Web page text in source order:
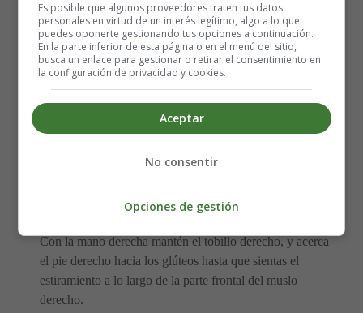
Ponte de pie frente a una pared o una silla sólida de la
que se puedas sostenerte para conservar el equilibrio.
los músculos del abdomen (estómago) para lograr
Dobla la rodilla derecha y eleva el pie derecho hacia ti
Con la mano derecha mantén el tobillo derecho, y acerca
el pie derecho hacia los glúteos hasta que sientas el
estiramiento a lo largo de la parte frontal del muslo
derecho.
Es posible que algunos proveedores traten tus datos
personales en virtud de un interés legítimo, algo a lo que
puedes oponerte gestionando tus opciones a continuación.
En la parte inferior de esta página o en el menú del sitio,
busca un enlace para gestionar o retirar el consentimiento en
la configuración de privacidad y cookies.
Aceptar
No consentir
Opciones de gestión